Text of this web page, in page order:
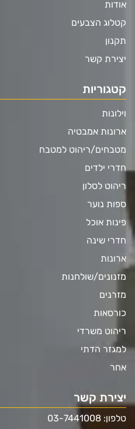
אודות
קטלוג הצבעים
תקנון
יצירת קשר
קטגוריות
וילונות
ארונות אמבטיה
מטבחים/ריהוט למטבח
חדרי ילדים
ריהוט לסלון
ספות נוער
פינות אוכל
חדרי שינה
ארונות
מזנונים/שולחנות
מזרנים
כורסאות
ריהוט משרדי
למגזר הדתי
אחר
יצירת קשר
טלפון: 03-7441008